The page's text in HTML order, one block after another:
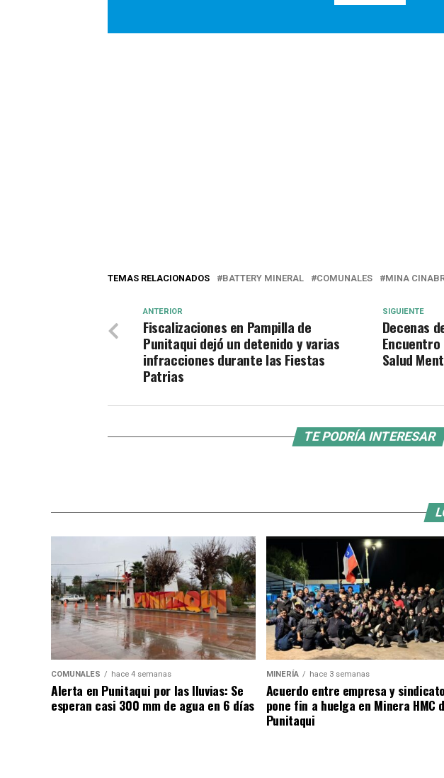
TEMAS RELACIONADOS BATTERY MINERAL COMUNALES MINA
SIGUIENTE
Decenas
Salud
ANTERIOR
Fiscalizaciones en Pampilla de
Punitaqui dejó un detenido y varias
infracciones durante las Fiestas
Patrias
TE PODRÍA INTERESAR
COMUNALES hace 4 semanas
Alerta en Punitaqui por las lluvias: Se
esperan casi 300 mm de agua en 6 días
MINERÍA hace 3 semanas
Acuerdo entre empresa y sindicato
pone fin a huelga en Minera HMC
Punitaqui